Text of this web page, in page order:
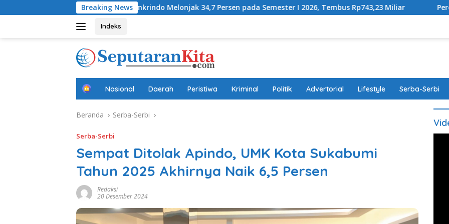
ke
Breaking News
Laba Jamkrindo Melonjak 34,7 Persen pada Semester I 2026, Tembus Rp743,23 Miliar Perda Disabilitas Disahkan,
Indeks
B
a
d
Nasional Daerah Peristiwa Kriminal Politik Advertorial Lifestyle Serba-Serbi
Beranda Serba-Serbi
Serba-Serbi
Sempat Ditolak Apindo, UMK Kota Sukabumi
Tahun 2025 Akhirnya Naik 6,5 Persen
Redaksi
20 Desember 2024